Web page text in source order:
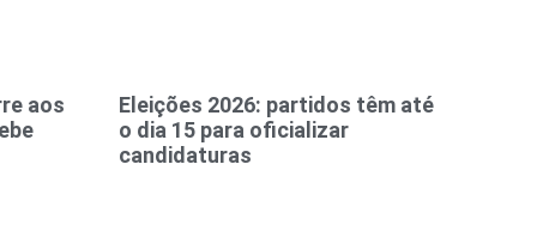
aos
Eleições 2026: partidos têm até
o dia 15 para oficializar
candidaturas